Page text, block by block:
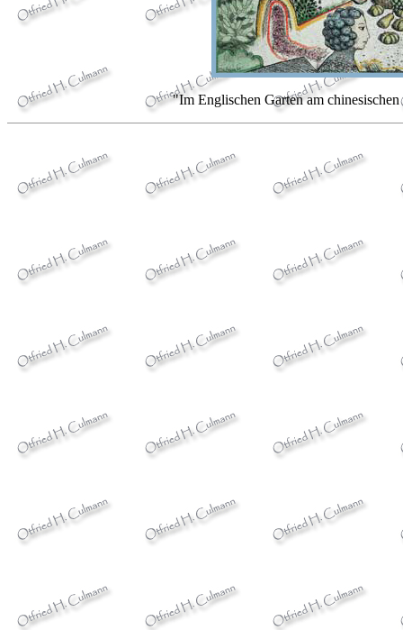
"Im Englischen Garten am